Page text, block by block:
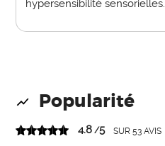
hypersensibilité sensorielles.
Popularité
4.8/5 SUR53 AVIS